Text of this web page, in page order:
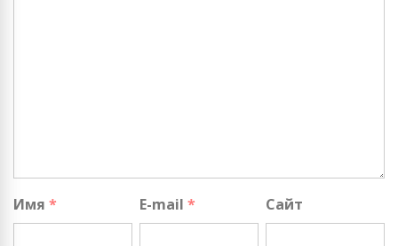
Имя * E-mail* Сайт